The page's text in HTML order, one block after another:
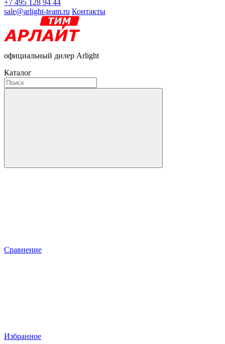
+7 495 128 94 44
sale@arlight-team.ru Контакты
официальный дилер Arlight
Каталог
Сравнение
Избранное